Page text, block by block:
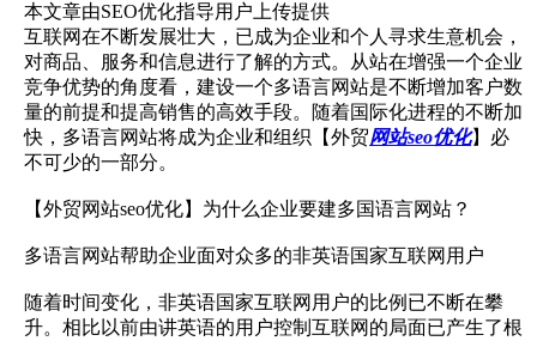
本文章由SEO优化指导用户上传提供
互联网在不断发展壮大，已成为企业和个人寻求生意机会，
对商品、服务和信息进行了解的方式。从站在增强一个企业
竞争优势的角度看，建设一个多语言网站是不断增加客户数
量的前提和提高销售的高效手段。随着国际化进程的不断加
快，多语言网站将成为企业和组织【外贸网站seo优化】必
不可少的一部分。
【外贸网站seo优化】为什么企业要建多国语言网站？
多语言网站帮助企业面对众多的非英语国家互联网用户
随着时间变化，非英语国家互联网用户的比例已不断在攀
升。相比以前由讲英语的用户控制互联网的局面已产生了根